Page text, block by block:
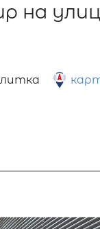
на